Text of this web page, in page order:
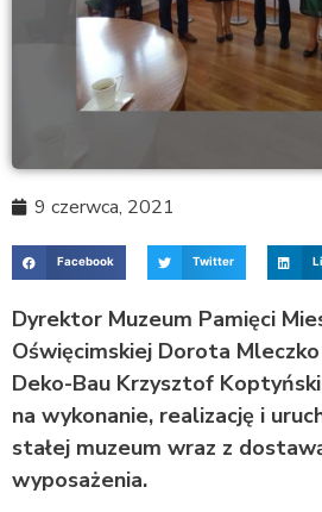
9 czerwca, 2021
Facebook Twitter
Dyrektor Muzeum Pamięci
Oświęcimskiej Dorota
Deko-Bau Krzysztof
na wykonanie, realizację i
stałej muzeum wraz z
wyposażenia.